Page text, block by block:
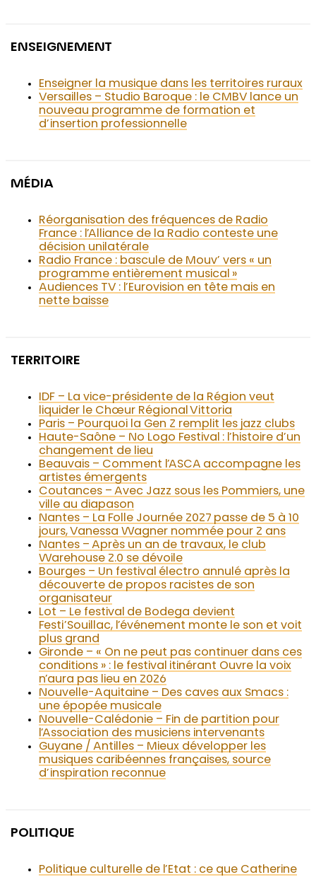
ENSEIGNEMENT
Enseigner la musique dans les territoires ruraux
Versailles – Studio Baroque : le CMBV lance un
nouveau programme de formation et
d’insertion professionnelle
MÉDIA
Réorganisation des fréquences de Radio
France : l’Alliance de la Radio conteste une
décision unilatérale
Radio France : bascule de Mouv’ vers « un
programme entièrement musical »
Audiences TV : l’Eurovision en tête mais en
nette baisse
TERRITOIRE
IDF – La vice-présidente de la Région veut
liquider le Chœur Régional Vittoria
Paris – Pourquoi la Gen Z remplit les jazz clubs
Haute-Saône – No Logo Festival : l’histoire d’un
changement de lieu
Beauvais – Comment l’ASCA accompagne les
artistes émergents
Coutances – Avec Jazz sous les Pommiers, une
ville au diapason
Nantes – La Folle Journée 2027 passe de 5 à 10
jours, Vanessa Wagner nommée pour 2 ans
Nantes – Après un an de travaux, le club
Warehouse 2.0 se dévoile
Bourges – Un festival électro annulé après la
découverte de propos racistes de son
organisateur
Lot – Le festival de Bodega devient
Festi’Souillac, l’événement monte le son et voit
plus grand
Gironde – « On ne peut pas continuer dans ces
conditions » : le festival itinérant Ouvre la voix
n’aura pas lieu en 2026
Nouvelle-Aquitaine – Des caves aux Smacs :
une épopée musicale
Nouvelle-Calédonie – Fin de partition pour
l’Association des musiciens intervenants
Guyane / Antilles – Mieux développer les
musiques caribéennes françaises, source
d’inspiration reconnue
POLITIQUE
Politique culturelle de l’Etat : ce que Catherine